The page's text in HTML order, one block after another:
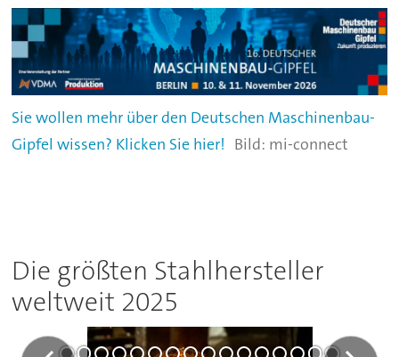
Sie wollen mehr über den Deutschen Maschinenbau-
Gipfel wissen? Klicken Sie hier!
mi-connect
Die größten Stahlhersteller
weltweit 2025